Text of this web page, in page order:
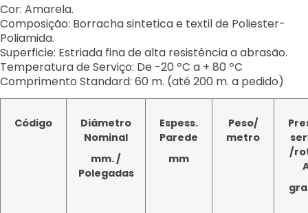
Cor: Amarela.
Composição: Borracha sintetica e textil de Poliester-
Poliamida.
Superficie: Estriada fina de alta resistência a abrasão.
Temperatura de Serviço: De -20 ºC a + 80 ºC
Comprimento Standard: 60 m. (até 200 m. a pedido)
Código
Diâmetro
Nominal
mm. /
Polegadas
Espess.
Parede
mm
Peso/
metro
/